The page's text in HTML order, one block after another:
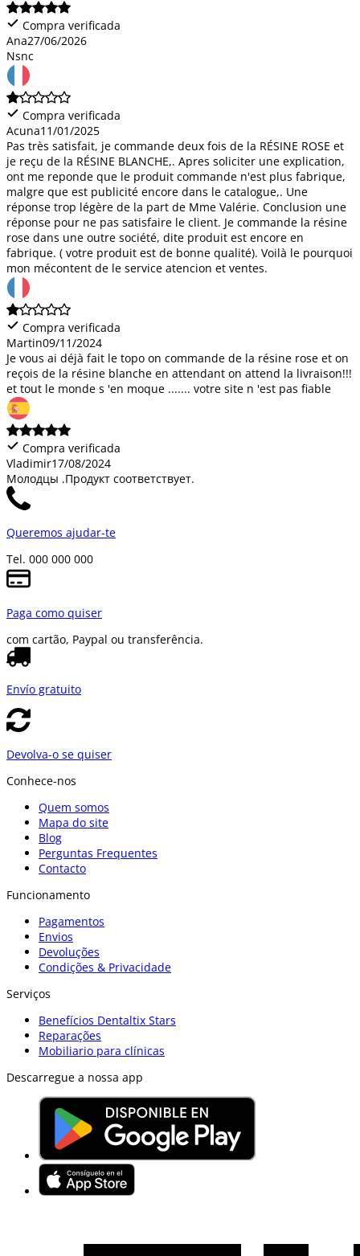
Compra verificada
Ana27/06/2026
Nsnc
Compra verificada
Acuna11/01/2025
Pas très satisfait, je commande deux fois de la RÉSINE ROSE et
je reçu de la RÉSINE BLANCHE,. Apres soliciter une explication,
ont me reponde que le produit commande n'est plus fabrique,
malgre que est publicité encore dans le catalogue,. Une
réponse trop légère de la part de Mme Valérie. Conclusion une
réponse pour ne pas satisfaire le client. Je commande la résine
rose dans une outre société, dite produit est encore en
fabrique. ( votre produit est de bonne qualité). Voilà le pourquoi
mon mécontent de le service atencion et ventes.
Compra verificada
Martin09/11/2024
Je vous ai déjà fait le topo on commande de la résine rose et on
reçois de la résine blanche en attendant on attend la livraison!!!
et tout le monde s 'en moque ....... votre site n 'est pas fiable
Compra verificada
Vladimir17/08/2024
Молодцы .Продукт соответствует.
Queremos ajudar-te
Tel. 000 000 000
Paga como quiser
com cartão, Paypal ou transferência.
Envío gratuito
Devolva-o se quiser
Conhece-nos
Quem somos
Mapa do site
Blog
Perguntas Frequentes
Contacto
Funcionamento
Pagamentos
Envios
Devoluções
Condições & Privacidade
Serviços
Benefícios Dentaltix Stars
Reparações
Mobiliario para clínicas
Descarregue a nossa app